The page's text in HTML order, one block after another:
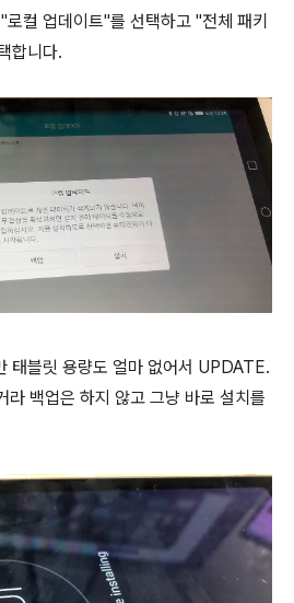
컬 업데이트"를 선택하고 "전체 패키
합니다.
태블릿 용량도 얼마 없어서 UPDATE.
라 백업은 하지 않고 그냥 바로 설치를